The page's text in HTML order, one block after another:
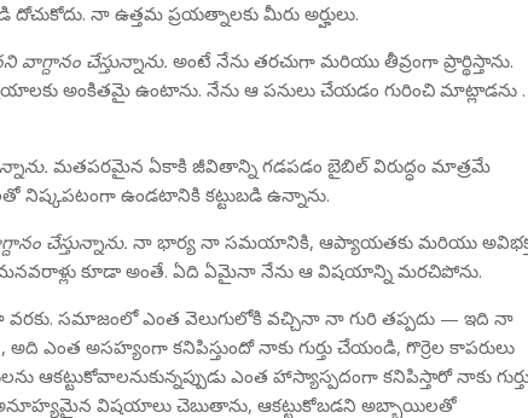
నా ఉత్తమ ప్రయత్నాలకు మీరు అర్హులు.
చేస్తున్నాను. అంటే నేను తరచుగా మరియు తీవ్రంగా ప్రార్థిస్తాను.
అంకితమై ఉంటాను. నేను ఆ పనులు చేయడం గురించి మాట్లాడను .
మతపరమైన ఏకాకి జీవితాన్ని గడపడం బైబిల్ విరుద్ధం మాత్రమే
నిష్కపటంగా ఉండటానికి కట్టుబడి ఉన్నాను.
చేస్తున్నాను. నా భార్య నా సమయానికి, ఆప్యాయతకు మరియు
మనవరాళ్లు కూడా అంతే. ఏది ఏమైనా నేను ఆ విషయాన్ని మరచిపోను.
సమాజంలో ఎంత వెలుగులోకి వచ్చినా నా గురి తప్పదు — ఇది నా
ఎంత అసహ్యంగా కనిపిస్తుందో నాకు గుర్తు చేయండి, గొర్రెల కాపరులు
ఎంత హాస్యాస్పదంగా కనిపిస్తారో నాకు
అనూహ్యమైన విషయాలు చెబుతాను, ఆకట్టుకోబడని అబ్బాయిలతో